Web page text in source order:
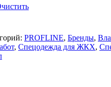
PROFLINE, Бренды,
, Спецодежда для ЖКХ,